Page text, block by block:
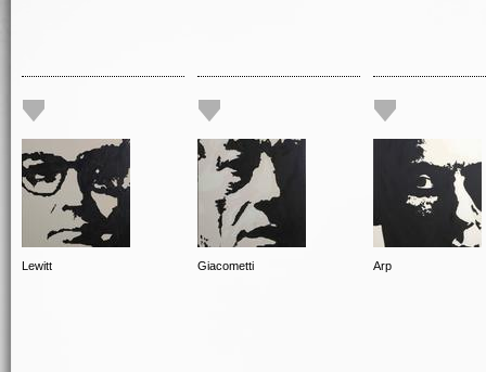
Lewitt Giacometti Arp